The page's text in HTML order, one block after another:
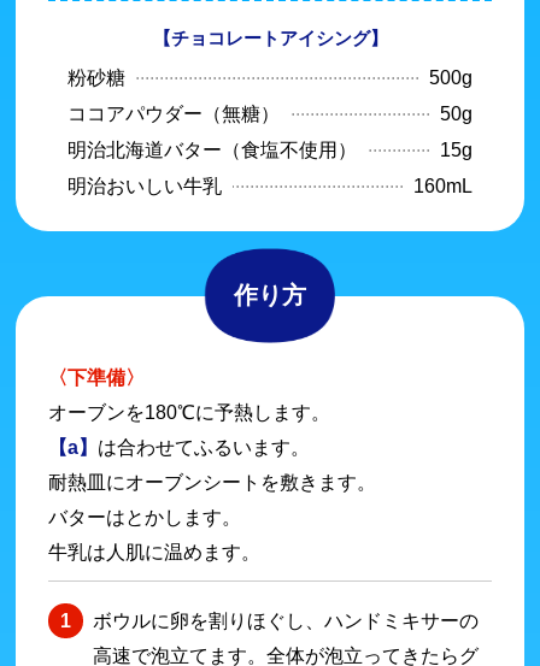
【チョコレートアイシング】
粉砂糖
500g
ココアパウダー（無糖）
50g
明治北海道バター（食塩不使用）
15g
明治おいしい牛乳
160mL
作り方
〈下準備〉
オーブンを180℃に予熱します。
【a】 は合わせてふるいます。
耐熱皿にオーブンシートを敷きます。
バターはとかします。
牛乳は人肌に温めます。
ボウルに卵を割りほぐし、ハンドミキサーの
高速で泡立てます。全体が泡立ってきたらグ